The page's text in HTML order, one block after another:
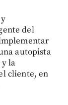
del
autopista
la
cliente, en